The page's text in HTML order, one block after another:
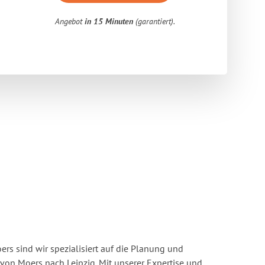
Angebotin 15 Minuten (garantiert).
sind wir spezialisiert auf die Planung und
Moers nach Leipzig. Mit unserer Expertise und